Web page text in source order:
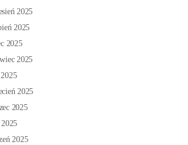
2025
2025
2025
2025
2025
2025
2025